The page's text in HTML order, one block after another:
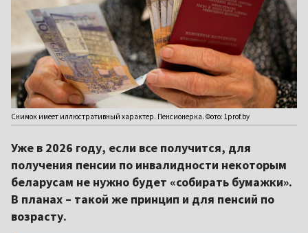
Снимок имеет иллюстративный характер. Пенсионерка. Фото: 1prof.by
Уже в 2026 году, если все получится, для
получения пенсии по инвалидности некоторым
беларусам не нужно будет «собирать бумажки».
В планах – такой же принцип и для пенсий по
возрасту.